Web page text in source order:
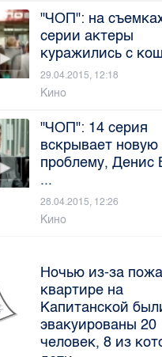
"ЧОП": на
серии актеры
куражились с
29.04.2015, 12:18
Кино
"ЧОП": 14 серия
вскрывает новую
проблему, Денис
...
28.04.2015, 12:26
Кино
Ночью из-за
квартире на
Капитанской
эвакуированы 20
человек, 8 из